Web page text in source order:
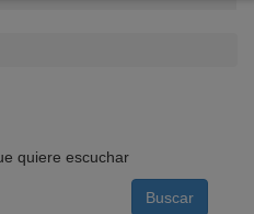
quiere escuchar